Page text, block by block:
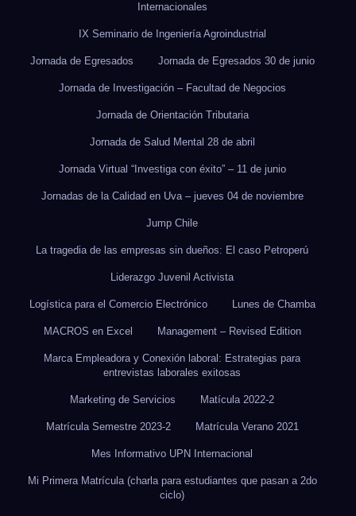
Internacionales
IX Seminario de Ingeniería Agroindustrial
Jornada de Egresados Jornada de Egresados 30 de junio
Jornada de Investigación – Facultad de Negocios
Jornada de Orientación Tributaria
Jornada de Salud Mental 28 de abril
Jornada Virtual “Investiga con éxito” – 11 de junio
Jornadas de la Calidad en Uva – jueves 04 de noviembre
Jump Chile
La tragedia de las empresas sin dueños: El caso Petroperú
Liderazgo Juvenil Activista
Logística para el Comercio Electrónico Lunes de Chamba
MACROS en Excel Management – Revised Edition
Marca Empleadora y Conexión laboral: Estrategias para
entrevistas laborales exitosas
Marketing de Servicios Matícula 2022-2
Matrícula Semestre 2023-2 Matrícula Verano 2021
Mes Informativo UPN Internacional
Mi Primera Matrícula (charla para estudiantes que pasan a 2do
ciclo)